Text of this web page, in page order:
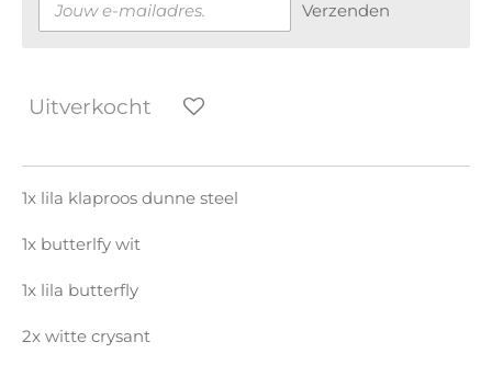
Verzenden
Uitverkocht
1x lila klaproos dunne steel
1x butterlfy wit
1x lila butterfly
2x witte crysant